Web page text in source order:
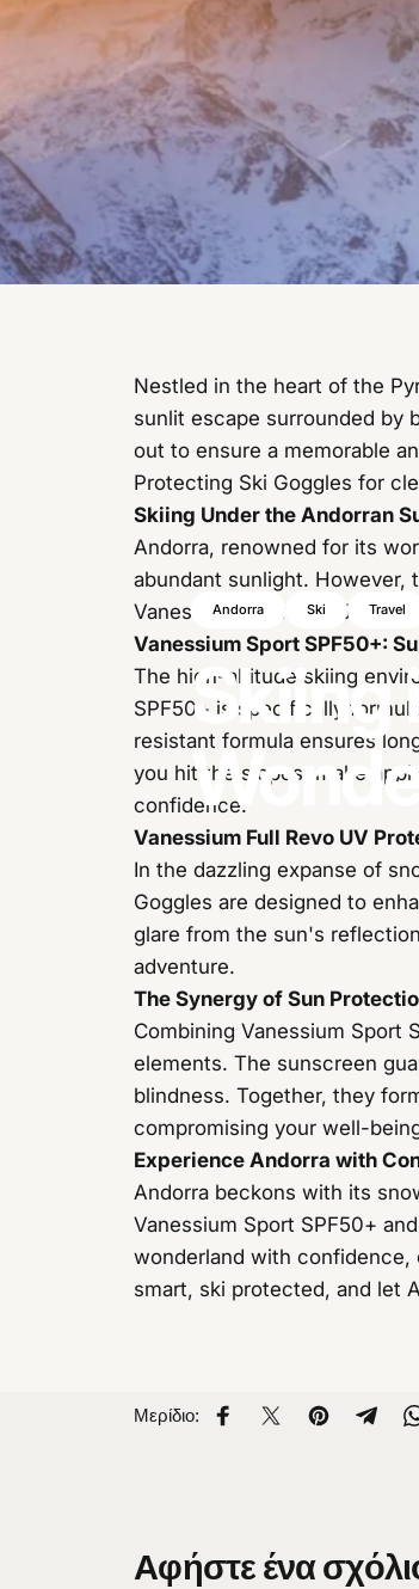
Andorra Ski Travel
Skiing
Nestled in the heart of the
sunlit escape surrounded by
out to ensure a memorable
Protecting Ski Goggles for
Skiing Under the Andorran
Andorra, renowned for its
abundant sunlight. However,
Vanessium Sport SPF50+
Vanessium Sport SPF50+:
The high-altitude skiing
SPF50+ is specifically
resistant formula ensures
you hit the slopes, make
confidence.
Vanessium Full Revo UV
In the dazzling expanse of
Goggles are designed to
glare from the sun's
adventure.
The Synergy of Sun
Combining Vanessium Sport
elements. The sunscreen
blindness. Together, they
compromising your well-
Experience Andorra with
Andorra beckons with its
Vanessium Sport SPF50+
wonderland with confidence,
smart, ski protected, and let
Μερίδιο: Μοιραστείτε το στο
Κοινοποίηση στο X
Κοινή
Αφήστε ένα